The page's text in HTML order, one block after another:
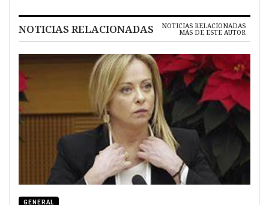
NOTICIAS RELACIONADAS NOTICIAS RELACIONADAS
MÁS DE ESTE AUTOR
GENERAL